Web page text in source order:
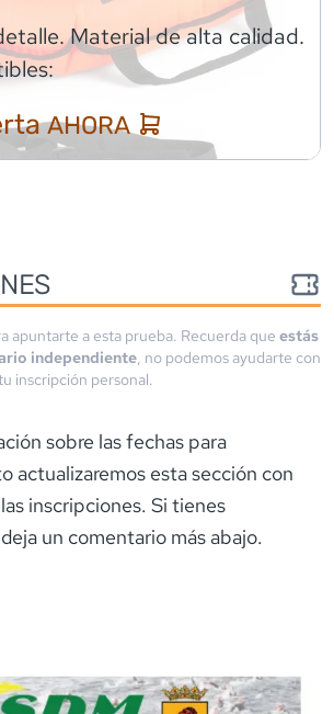
Material de alta calidad.
AHORA
apuntarte a esta prueba. Recuerda que estás
independiente, no podemos ayudarte con
inscripción personal.
sobre las fechas para
actualizaremos esta sección con
inscripciones. Si tienes
un comentario más abajo.